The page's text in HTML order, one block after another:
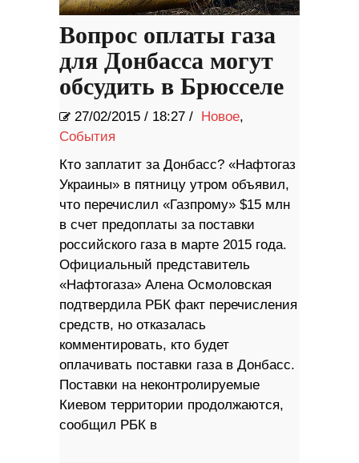
Вопрос оплаты газа
для Донбасса могут
обсудить в Брюсселе
27/02/2015 / 18:27 / Новое,
События
Кто заплатит за Донбасс? «Нафтогаз
Украины» в пятницу утром объявил,
что перечислил «Газпрому» $15 млн
в счет предоплаты за поставки
российского газа в марте 2015 года.
Официальный представитель
«Нафтогаза» Алена Осмоловская
подтвердила РБК факт перечисления
средств, но отказалась
комментировать, кто будет
оплачивать поставки газа в Донбасс.
Поставки на неконтролируемые
Киевом территории продолжаются,
сообщил РБК в